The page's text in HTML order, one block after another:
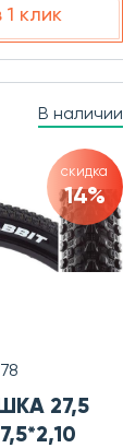
1 клик
В наличии
скидка
14%
27,5